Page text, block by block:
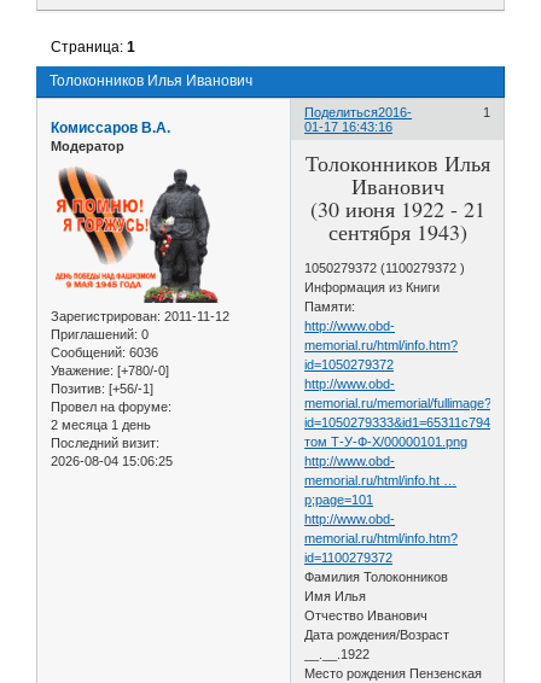
Толоконников Илья Иванович
Страница:1
Поделиться 1
2016-
01-17 16:43:16
Комиссаров В.А.
Модератор
Зарегистрирован: 2011-11-12
Приглашений: 0
Сообщений: 6036
Уважение: [+780/-0]
Позитив: [+56/-1]
Провел на форуме:
2 месяца 1 день
Последний визит:
2026-08-04 15:06:25
Толоконников Илья
Иванович
(30 июня 1922 - 21
сентября 1943)
1050279372 (1100279372 )
Информация из Книги
Памяти:
http://www.obd-
memorial.ru/html/info.htm?
id=1050279372
http://www.obd-
memorial.ru/memorial/fullimage?
том Т-У-Ф-Х/00000101.png
http://www.obd-
memorial.ru/html/info.ht …
p;page=101
http://www.obd-
memorial.ru/html/info.htm?
id=1100279372
Фамилия Толоконников
Имя Илья
Отчество Иванович
Дата рождения/Возраст
__.__.1922
Место рождения Пензенская